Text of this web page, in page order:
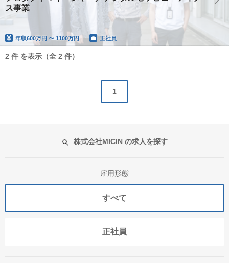
ス事業
年収600万円 〜 1100万円 正社員
2 件 を表示（全 2 件）
1
株式会社MICIN の求人を探す
雇用形態
すべて
正社員